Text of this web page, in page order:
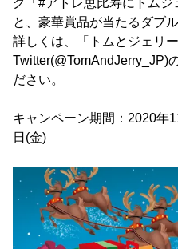
と、豪華賞品が当たるダブ
詳しくは、「トムとジェリ
Twitter(@TomAndJerry_JP)
ださい。
キャンペーン期間：2020年
日(金)